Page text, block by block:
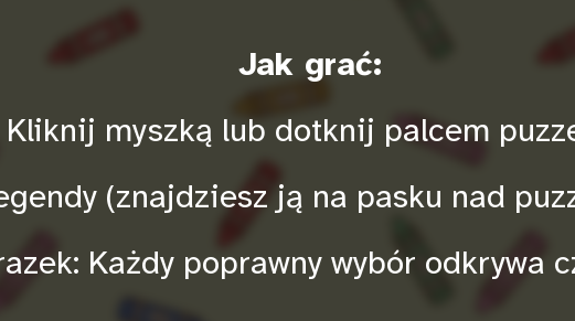
Jak grać:
Kliknij myszką lub dotknij palcem
(znajdziesz ją na pasku nad
Każdy poprawny wybór odkrywa